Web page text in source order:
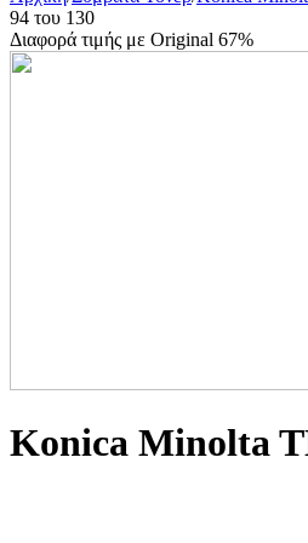
94 του 130
Διαφορά τιμής με Original 67%
Konica Minolta